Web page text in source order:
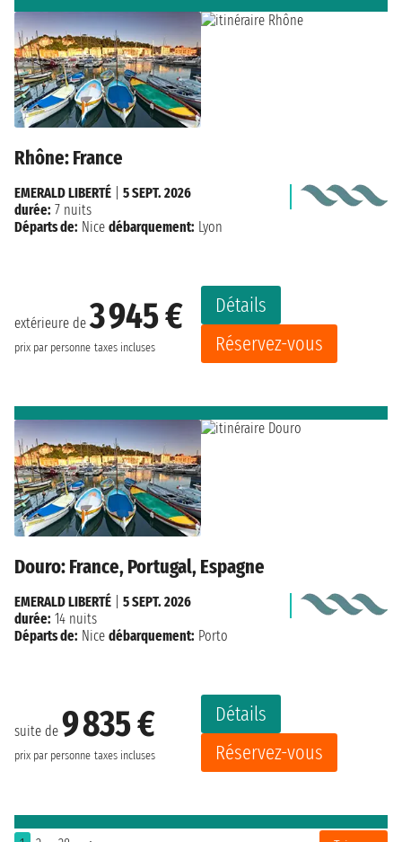
Rhône: France
extérieure de3 945 €
prix par personne taxes incluses
Détails
Réservez-vous
EMERALD LIBERTÉ
5 SEPT. 2026
durée: 7 nuits
Départs de: Nice débarquement: Lyon
Douro: France, Portugal, Espagne
suite de 9 835 €
prix par personne taxes incluses
Détails
Réservez-vous
EMERALD LIBERTÉ
5 SEPT. 2026
durée: 14 nuits
Départs de: Nice débarquement: Porto